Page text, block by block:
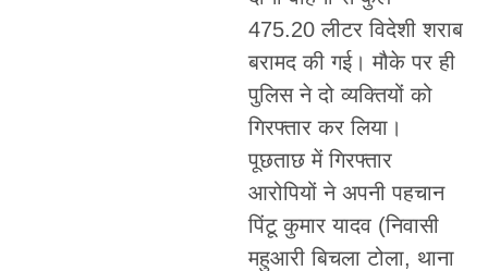
475.20 लीटर विदेशी शराब
बरामद की गई। मौके पर ही
पुलिस ने दो व्यक्तियों को
गिरफ्तार कर लिया।
पूछताछ में गिरफ्तार
आरोपियों ने अपनी पहचान
पिंटू कुमार यादव (निवासी
महुआरी बिचला टोला, थाना